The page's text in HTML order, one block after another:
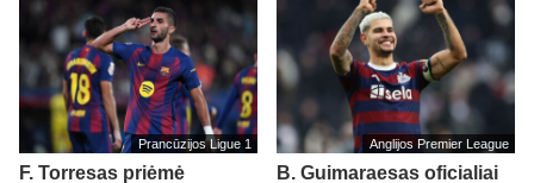
Prancūzijos Ligue 1
F. Torresas priėmė
Anglijos Premier League
B. Guimaraesas oficialiai